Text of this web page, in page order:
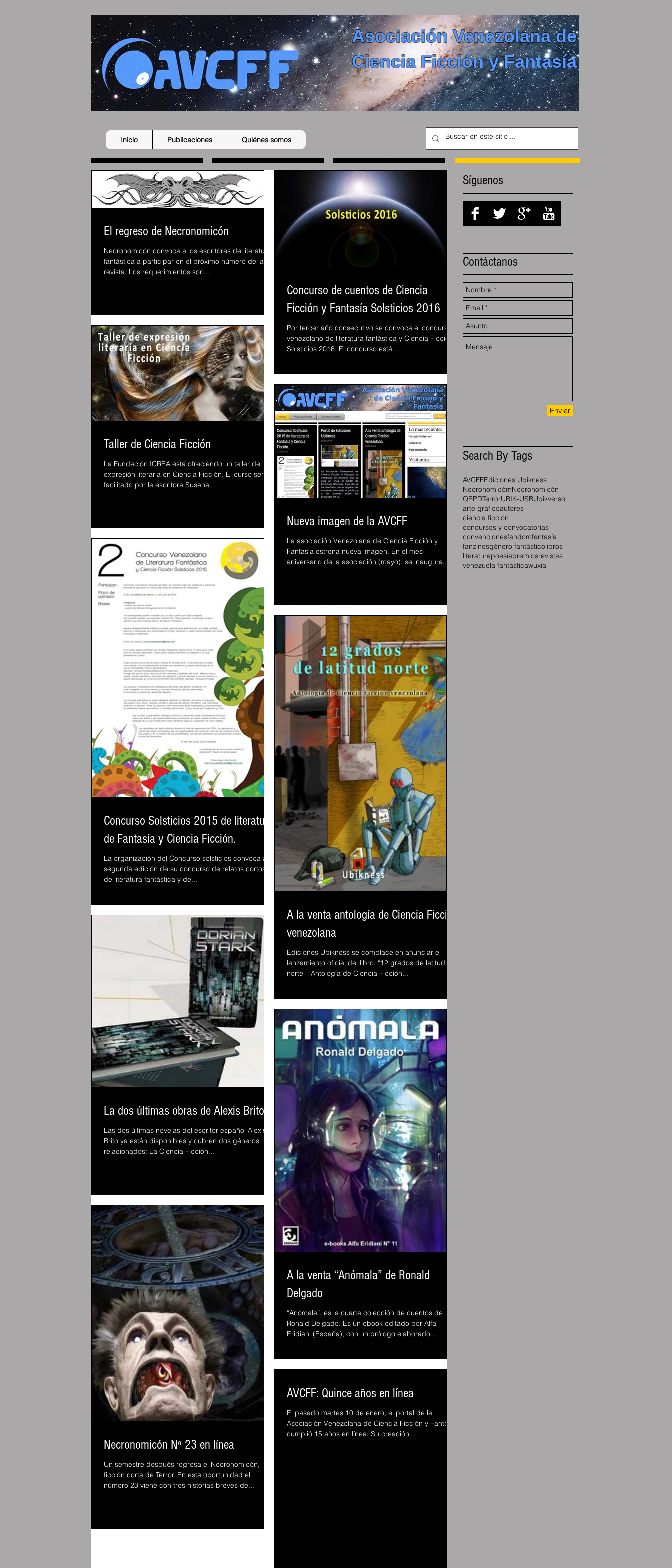
Asociación Venezolana de
Ciencia Ficción y Fantasía
Inicio Publicaciones Quiénes somos
El regreso de Necronomicón
Necronomicón convoca a los escritores de literatura
fantástica a participar en el próximo número de la
revista. Los requerimientos son...
Concurso de cuentos de Ciencia
Ficción y Fantasía Solsticios 2016
Por tercer año consecutivo se convoca el concurso
venezolano de literatura fantástica y Ciencia Ficción
Solsticios 2016. El concurso está...
Taller de Ciencia Ficción
La Fundación ICREA está ofreciendo un taller de
expresión literaria en Ciencia Ficción. El curso será
facilitado por la escritora Susana...
Nueva imagen de la AVCFF
La asociación Venezolana de Ciencia Ficción y
Fantasía estrena nueva imagen. En el mes
aniversario de la asociación (mayo), se inaugura...
Concurso Solsticios 2015 de literatura
de Fantasía y Ciencia Ficción.
La organización del Concurso solsticios convoca a la
segunda edición de su concurso de relatos cortos
de literatura fantástica y de...
A la venta antología de Ciencia Ficción
venezolana
Ediciones Ubikness se complace en anunciar el
lanzamiento oficial del libro: “12 grados de latitud
norte – Antología de Ciencia Ficción...
La dos últimas obras de Alexis Brito
Las dos últimas novelas del escritor español Alexis
Brito ya están disponibles y cubren dos géneros
relacionados: La Ciencia Ficción...
A la venta “Anómala” de Ronald
Delgado
“Anómala”, es la cuarta colección de cuentos de
Ronald Delgado. Es un ebook editado por Alfa
Eridiani (España), con un prólogo elaborado...
Necronomicón Nº 23 en línea
Un semestre después regresa el Necronomicón,
ficción corta de Terror. En esta oportunidad el
número 23 viene con tres historias breves de...
AVCFF: Quince años en línea
El pasado martes 10 de enero, el portal de la
Asociación Venezolana de Ciencia Ficción y Fantasía
cumplió 15 años en línea. Su creación...
Síguenos
Contáctanos
Enviar
Search By Tags
AVCFFEdiciones Ubikness
NecronomicómNecronomicón
QEPDTerrorUBIK-USBUbikverso
arte gráficoautores
ciencia ficción
concursos y convocatorias
convencionesfandomfantasía
fanzinesgénero fantásticolibros
literaturapoesíapremiosrevistas
venezuela fantásticawuxia